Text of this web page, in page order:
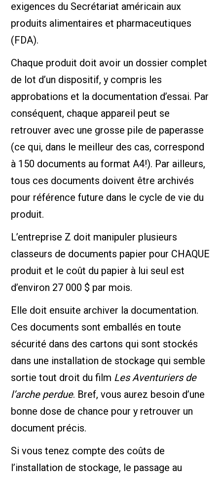
exigences du Secrétariat américain aux
produits alimentaires et pharmaceutiques
(FDA).
Chaque produit doit avoir un dossier complet
de lot d’un dispositif, y compris les
approbations et la documentation d’essai. Par
conséquent, chaque appareil peut se
retrouver avec une grosse pile de paperasse
(ce qui, dans le meilleur des cas, correspond
à 150 documents au format A4!). Par ailleurs,
tous ces documents doivent être archivés
pour référence future dans le cycle de vie du
produit.
L’entreprise Z doit manipuler plusieurs
classeurs de documents papier pour CHAQUE
produit et le coût du papier à lui seul est
d’environ 27 000 $ par mois.
Elle doit ensuite archiver la documentation.
Ces documents sont emballés en toute
sécurité dans des cartons qui sont stockés
dans une installation de stockage qui semble
sortie tout droit du film Les Aventuriers de
l’arche perdue. Bref, vous aurez besoin d’une
bonne dose de chance pour y retrouver un
document précis.
Si vous tenez compte des coûts de
l’installation de stockage, le passage au